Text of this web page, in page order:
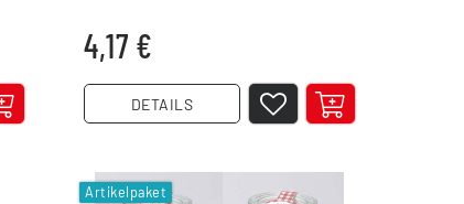
4,17 €
DETAILS
Artikelpaket